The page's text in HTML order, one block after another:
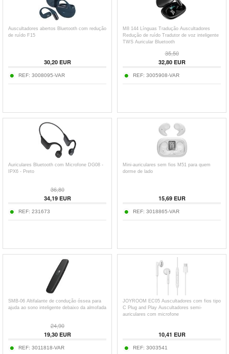
Auscultadores abertos Bluetooth com redução
de ruído F15
30,20EUR
REF: 3008095-VAR
M8 144 Línguas Tradução Auscultadores
Redução de ruído Tradutor de voz inteligente
TWS Auricular Bluetooth
35,50
32,80EUR
REF: 3005908-VAR
Auriculares Bluetooth com Microfone DG08 -
IPX6 - Preto
36,80
34,19EUR
REF: 231673
Mini-auriculares sem fios M51 para quem
dorme de lado
15,69EUR
REF: 3018865-VAR
SMB-06 Altifalante de condução óssea para
ajuda ao sono inteligente debaixo da almofada
24,90
19,30EUR
REF: 3011818-VAR
JOYROOM EC05 Auscultadores com fios tipo
C Plug and Play Auscultadores semi-
auriculares com microfone
10,41 EUR
REF: 3003541